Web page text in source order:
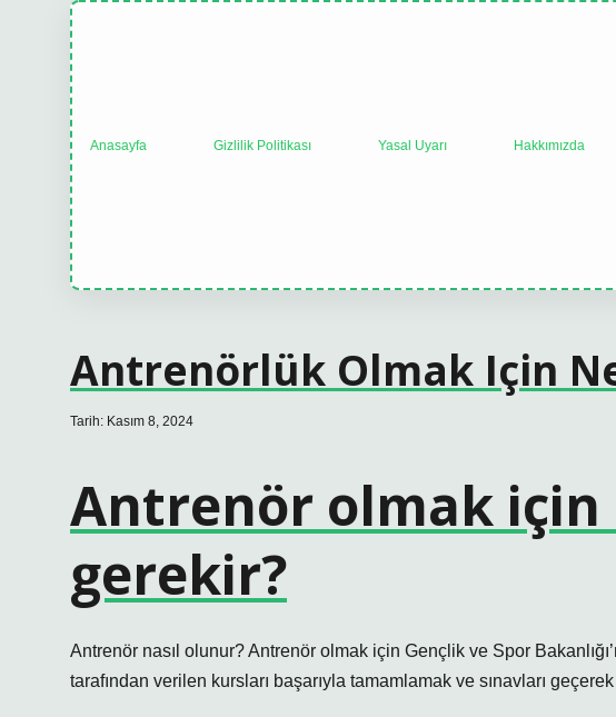
Anasayfa Gizlilik Politikası Yasal Uyarı Hakkımızda
Antrenörlük Olmak Için
Tarih: Kasım 8, 2024
Antrenör olmak için
gerekir?
Antrenör nasıl olunur? Antrenör olmak için Gençlik ve Spor
tarafından verilen kursları başarıyla tamamlamak ve sınavları